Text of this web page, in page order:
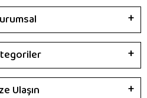
Ulaşın